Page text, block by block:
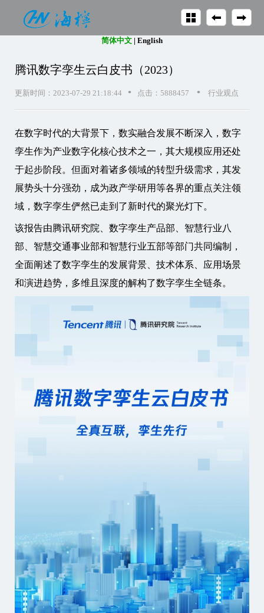
腾讯数字孪生云白皮书（2023）
更新时间：2023-07-29 21:18:44 • 点击：5888457 • 行业观点
在数字时代的大背景下，数实融合发展不断深入，数字
孪生作为产业数字化核心技术之一，其大规模应用还处
于起步阶段。但面对着诸多领域的转型升级需求，其发
展势头十分强劲，成为政产学研用等各界的重点关注领
域，数字孪生俨然已走到了新时代的聚光灯下。
该报告由腾讯研究院、数字孪生产品部、智慧行业八
部、智慧交通事业部和智慧行业五部等部门共同编制，
全面阐述了数字孪生的发展背景、技术体系、应用场景
和演进趋势，多维且深度的解构了数字孪生全链条。
简体中文 | English